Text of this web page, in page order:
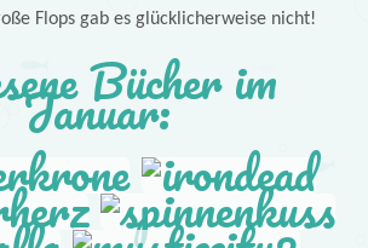
Flops gab es glücklicherweise nicht!
Bücher im
Januar: